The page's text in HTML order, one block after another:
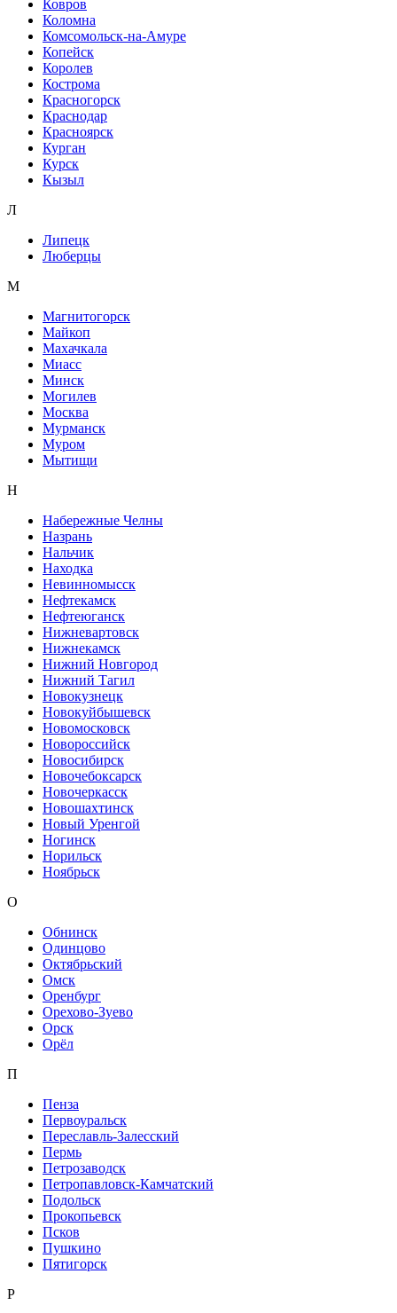
Ковров
Коломна
Комсомольск-на-Амуре
Копейск
Королев
Кострома
Красногорск
Краснодар
Красноярск
Курган
Курск
Кызыл
Л
Липецк
Люберцы
М
Магнитогорск
Майкоп
Махачкала
Миасс
Минск
Могилев
Москва
Мурманск
Муром
Мытищи
Н
Набережные Челны
Назрань
Нальчик
Находка
Невинномысск
Нефтекамск
Нефтеюганск
Нижневартовск
Нижнекамск
Нижний Новгород
Нижний Тагил
Новокузнецк
Новокуйбышевск
Новомосковск
Новороссийск
Новосибирск
Новочебоксарск
Новочеркасск
Новошахтинск
Новый Уренгой
Ногинск
Норильск
Ноябрьск
О
Обнинск
Одинцово
Октябрьский
Омск
Оренбург
Орехово-Зуево
Орск
Орёл
П
Пенза
Первоуральск
Переславль-Залесский
Пермь
Петрозаводск
Петропавловск-Камчатский
Подольск
Прокопьевск
Псков
Пушкино
Пятигорск
Р